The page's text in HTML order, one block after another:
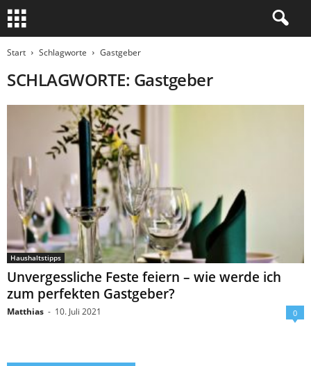
Start Schlagworte Gastgeber
SCHLAGWORTE: Gastgeber
Haushaltstipps
Unvergessliche Feste feiern – wie werde ich
zum perfekten Gastgeber?
Matthias - 10. Juli 2021 0